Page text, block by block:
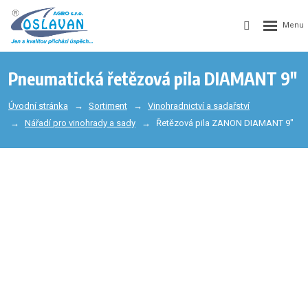
Pneumatická řetězová pila DIAMANT 9"
Úvodní stránka Sortiment
Vinohradnictví a sadařství
Nářadí pro vinohrady a sady
Řetězová pila ZANON DIAMANT 9"